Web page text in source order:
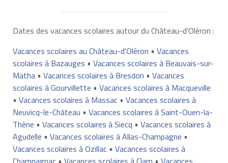
Dates des vacances scolaires autour du Château-d'Oléron :
Vacances scolaires au Château-d'Oléron • Vacances
scolaires à Bazauges • Vacances scolaires à Beauvais-sur-
Matha• Vacances scolaires à Bresdon • Vacances
scolaires à Gourvillette • Vacances scolaires à Macqueville
• Vacances scolaires à Massac• Vacances scolaires à
Neuvicq-le-Château • Vacances scolaires à Saint-Ouen-la-
Thène • Vacances scolaires à Siecq • Vacances scolaires à
Agudelle • Vacances scolaires à Allas-Champagne •
Vacances scolaires à Ozillac• Vacances scolaires à